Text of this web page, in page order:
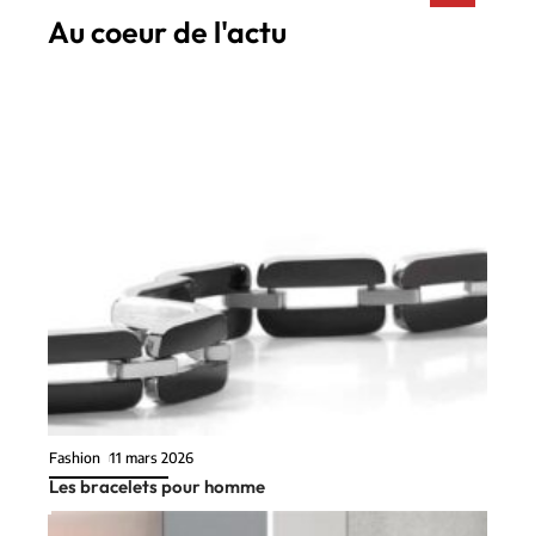
Au coeur de l'actu
Fashion 11 mars 2026
Les bracelets pour homme